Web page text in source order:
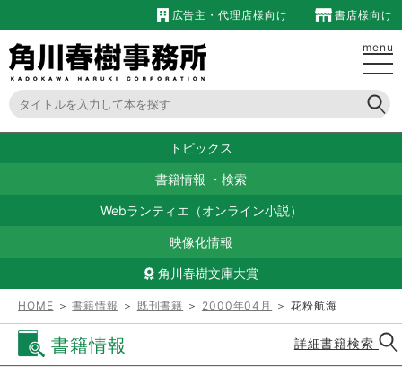
広告主・代理店様向け 書店様向け
menu
トピックス
書籍情報 ・ 検索
Webランティエ（オンライン小説）
映像化情報
角川春樹文庫大賞
HOME ＞書籍情報 ＞ 既刊書籍 ＞ 2000年04月 ＞ 花粉航海
書籍情報 詳細書籍検索